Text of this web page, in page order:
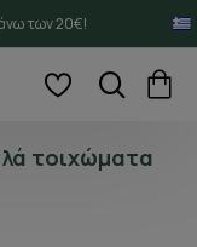
των 20€!
τοιχώματα